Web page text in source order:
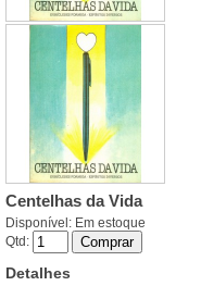
Centelhas da Vida
Disponível: Em estoque
Qtd: Comprar
Detalhes